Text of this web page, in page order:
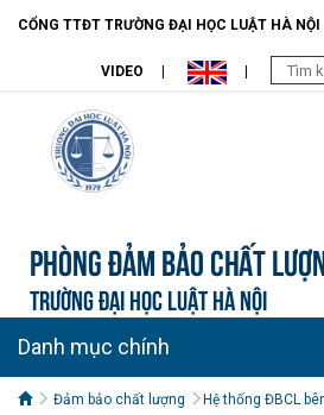
CỔNG TTĐT TRƯỜNG ĐẠI HỌC LUẬT HÀ NỘI
VIDEO
Phòng Đảm bảo chất
TRƯỜNG ĐẠI HỌC LUẬT HÀ NỘI
Danh mục chính
Đảm bảo chất lượng Hệ thống ĐBCL